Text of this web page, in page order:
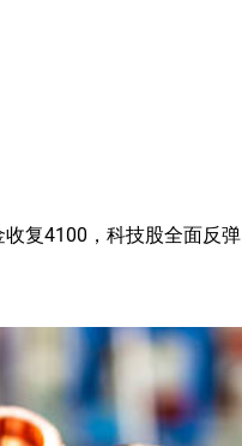
收复4100，科技股全面反弹